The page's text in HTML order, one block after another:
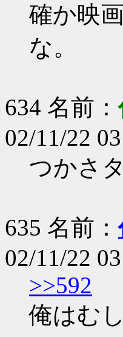
確か映
な。
634 名前：
02/11/22
つかさ
635 名前：
02/11/22
>>592
俺はむ